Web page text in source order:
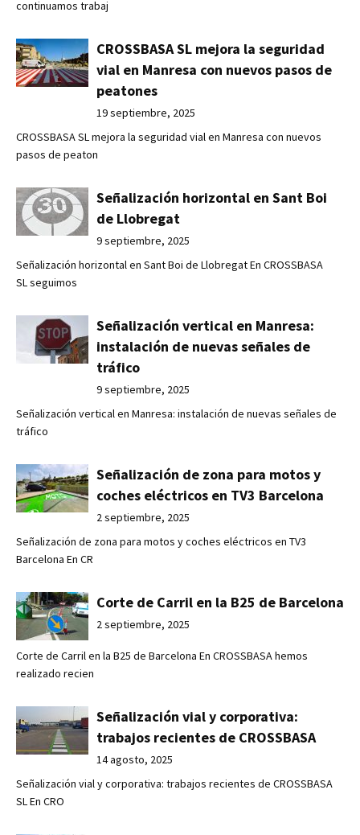
continuamos trabaj
CROSSBASA SL mejora la seguridad
vial en Manresa con nuevos pasos de
peatones
19 septiembre, 2025
CROSSBASA SL mejora la seguridad vial en Manresa con nuevos
pasos de peaton
Señalización horizontal en Sant Boi
de Llobregat
9 septiembre, 2025
Señalización horizontal en Sant Boi de Llobregat En CROSSBASA
SL seguimos
Señalización vertical en Manresa:
instalación de nuevas señales de
tráfico
9 septiembre, 2025
Señalización vertical en Manresa: instalación de nuevas señales de
tráfico
Señalización de zona para motos y
coches eléctricos en TV3 Barcelona
2 septiembre, 2025
Señalización de zona para motos y coches eléctricos en TV3
Barcelona En CR
Corte de Carril en la B25 de Barcelona
2 septiembre, 2025
Corte de Carril en la B25 de Barcelona En CROSSBASA hemos
realizado recien
Señalización vial y corporativa:
trabajos recientes de CROSSBASA
14 agosto, 2025
Señalización vial y corporativa: trabajos recientes de CROSSBASA
SL En CRO